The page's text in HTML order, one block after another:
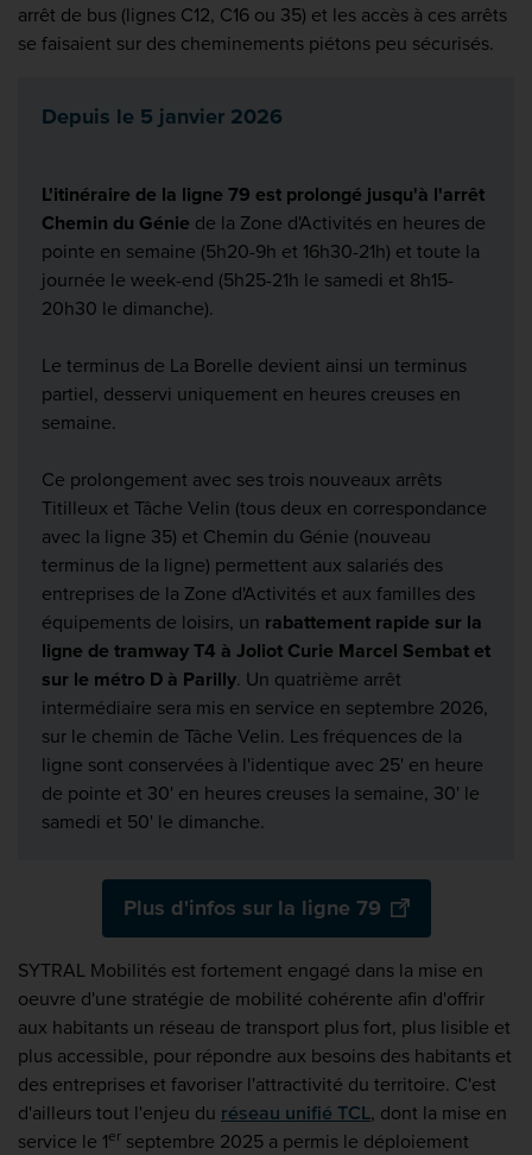
arrêt de bus (lignes C12, C16 ou 35) et les accès à ces arrêts
se faisaient sur des cheminements piétons peu sécurisés.
Depuis le 5 janvier 2026
L'itinéraire de la ligne 79 est prolongé jusqu'à l'arrêt
Chemin du Génie de la Zone d'Activités en heures de
pointe en semaine (5h20-9h et 16h30-21h) et toute la
journée le week-end (5h25-21h le samedi et 8h15-
20h30 le dimanche).
Le terminus de La Borelle devient ainsi un terminus
partiel, desservi uniquement en heures creuses en
semaine.
Ce prolongement avec ses trois nouveaux arrêts
Titilleux et Tâche Velin (tous deux en correspondance
avec la ligne 35) et Chemin du Génie (nouveau
terminus de la ligne) permettent aux salariés des
entreprises de la Zone d'Activités et aux familles des
équipements de loisirs, un rabattement rapide sur la
ligne de tramway T4 à Joliot Curie Marcel Sembat et
sur le métro D à Parilly. Un quatrième arrêt
intermédiaire sera mis en service en septembre 2026,
sur le chemin de Tâche Velin. Les fréquences de la
ligne sont conservées à l'identique avec 25' en heure
de pointe et 30' en heures creuses la semaine, 30' le
samedi et 50' le dimanche.
Plus d'infos sur la ligne 79
SYTRAL Mobilités est fortement engagé dans la mise en
oeuvre d'une stratégie de mobilité cohérente afin d'offrir
aux habitants un réseau de transport plus fort, plus lisible et
plus accessible, pour répondre aux besoins des habitants et
des entreprises et favoriser l'attractivité du territoire. C'est
d'ailleurs tout l'enjeu du réseau unifié TCL, dont la mise en
service le 1er septembre 2025 a permis le déploiement